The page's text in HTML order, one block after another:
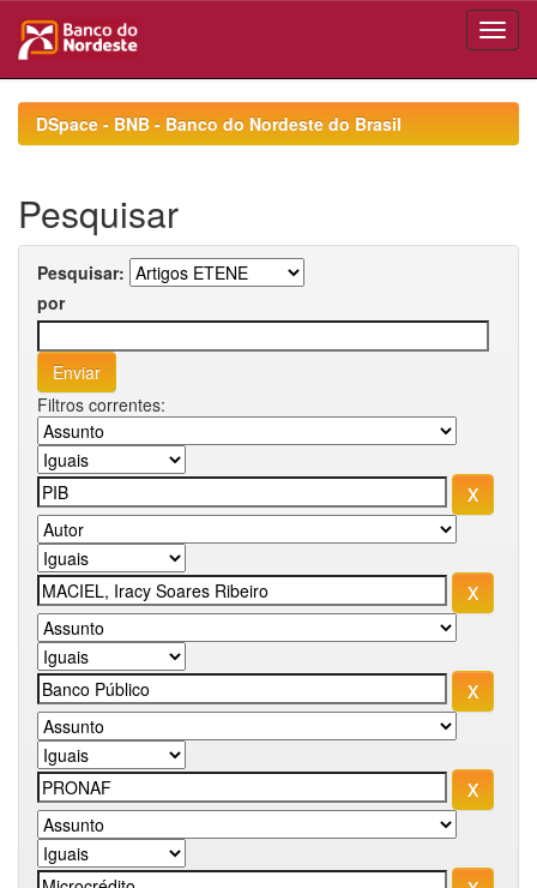
navigationDSpace - BNB - Banco do Nordeste do Brasil
Pesquisar
Pesquisar:
por
Filtros correntes: